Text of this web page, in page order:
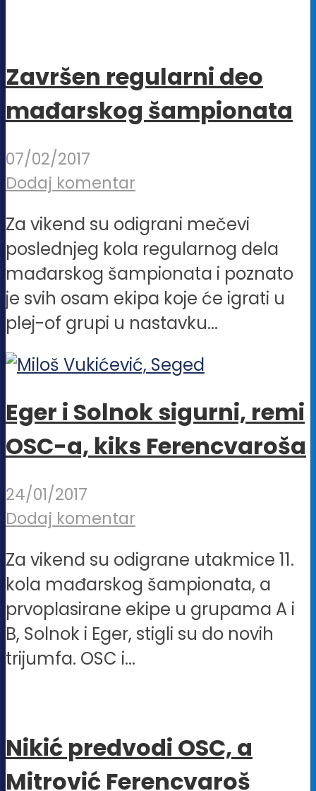
Završen regularni deo
mađarskog šampionata
07/02/2017
Dodaj komentar
Za vikend su odigrani mečevi
poslednjeg kola regularnog dela
mađarskog šampionata i poznato
je svih osam ekipa koje će igrati u
plej-of grupi u nastavku...
Eger i Solnok sigurni, remi
OSC-a, kiks Ferencvaroša
24/01/2017
Dodaj komentar
Za vikend su odigrane utakmice 11.
kola mađarskog šampionata, a
prvoplasirane ekipe u grupama A i
B, Solnok i Eger, stigli su do novih
trijumfa. OSC i...
Nikić predvodi OSC, a
Mitrović Ferencvaroš